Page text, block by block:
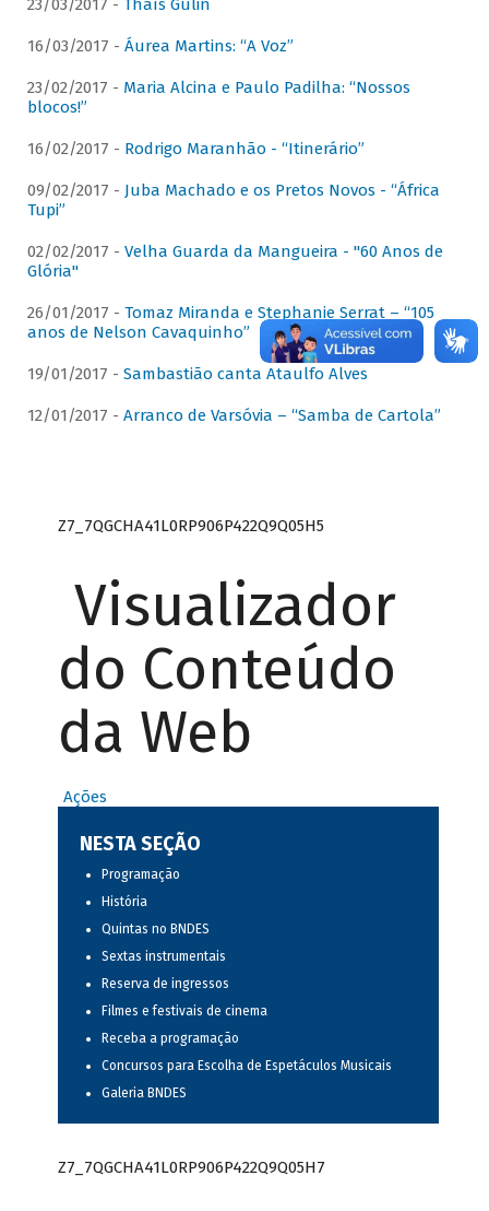
23/03/2017 - Thaís Gulin
16/03/2017 - Áurea Martins: “A Voz”
23/02/2017 - Maria Alcina e Paulo Padilha: “Nossos
blocos!”
16/02/2017 - Rodrigo Maranhão - “Itinerário”
09/02/2017 - Juba Machado e os Pretos Novos - “África
Tupi”
02/02/2017 - Velha Guarda da Mangueira - "60 Anos de
Glória"
26/01/2017 - Tomaz Miranda e Stephanie Serrat – “105
anos de Nelson Cavaquinho”
19/01/2017 - Sambastião canta Ataulfo Alves
12/01/2017 - Arranco de Varsóvia – “Samba de Cartola”
Z7_7QGCHA41L0RP906P422Q9Q05H5
Visualizador
do Conteúdo
da Web
Ações
NESTA SEÇÃO
Programação
História
Quintas no BNDES
Sextas instrumentais
Reserva de ingressos
Filmes e festivais de cinema
Receba a programação
Concursos para Escolha de Espetáculos Musicais
Galeria BNDES
Z7_7QGCHA41L0RP906P422Q9Q05H7